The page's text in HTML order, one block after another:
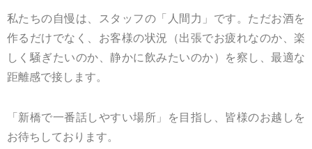
私たちの自慢は、スタッフの「人間力」です。ただお酒を
作るだけでなく、お客様の状況（出張でお疲れなのか、楽
しく騒ぎたいのか、静かに飲みたいのか）を察し、最適な
距離感で接します。
「新橋で一番話しやすい場所」を目指し、皆様のお越しを
お待ちしております。